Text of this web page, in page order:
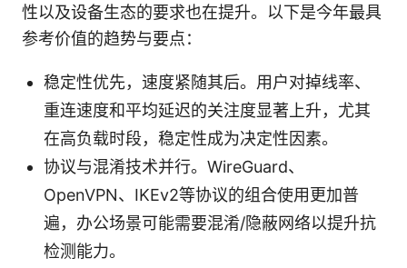
性以及设备生态的要求也在提升。以下是今年最具
参考价值的趋势与要点：
稳定性优先，速度紧随其后。用户对掉线率、
重连速度和平均延迟的关注度显著上升，尤其
在高负载时段，稳定性成为决定性因素。
协议与混淆技术并行。WireGuard、
OpenVPN、IKEv2等协议的组合使用更加普
遍，办公场景可能需要混淆/隐蔽网络以提升抗
检测能力。